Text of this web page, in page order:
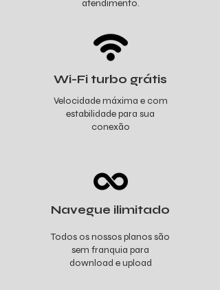
atendimento.
Wi-Fi turbo grátis
Velocidade máxima e com
estabilidade para sua
conexão
Navegue ilimitado
Todos os nossos planos são
sem franquia para
download e upload